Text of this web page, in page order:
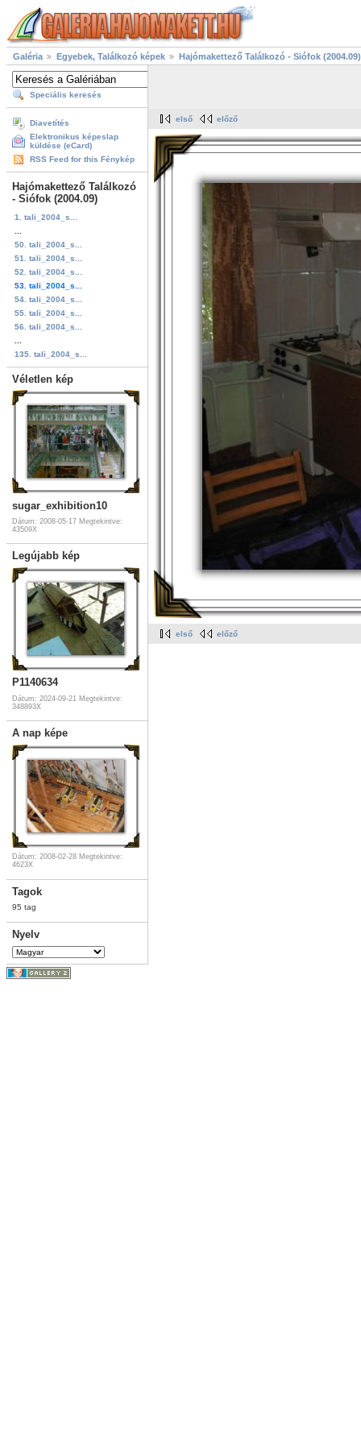
Galéria Egyebek, Találkozó képek Hajómakettező Találkozó - Siófok (2004.09)
Speciális keresés
Diavetítés
Elektronikus képeslap
küldése (eCard)
RSS Feed for this Fénykép
Hajómakettező Találkozó
- Siófok (2004.09)
1. tali_2004_s...
50. tali_2004_s...
51. tali_2004_s...
52. tali_2004_s...
53. tali_2004_s...
54. tali_2004_s...
55. tali_2004_s...
56. tali_2004_s...
135. tali_2004_s...
Véletlen kép
sugar_exhibition10
Dátum: 2008-05-17 Megtekintve:
43509X
Legújabb kép
P1140634
Dátum: 2024-09-21 Megtekintve:
348893X
A nap képe
Dátum: 2008-02-28 Megtekintve:
4623X
Tagok
95 tag
Nyelv
első előző
első előző